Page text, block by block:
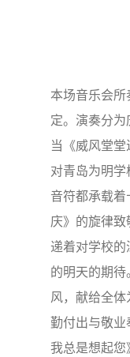
本场音乐会
定。演奏分为
当《威风堂
对青岛为明
音符都承载
庆》的旋律
递着对学校
的明天的期
风，献给全
勤付出与敬业
我总是想起